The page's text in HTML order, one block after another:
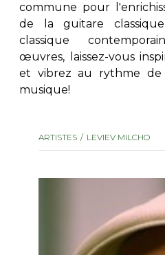
PARTITIONS POUR AUTRES
INSTRUMENTS
PARTITIONS POUR
commune pour
de la guitare
classique
œuvres, laissez-vous
et vibrez au rythme
musique!
ARTISTES LEVIEV MILCHO